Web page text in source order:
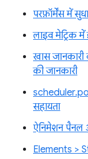
परफ़ॉर्मेंस में
लाइव मेट्रिक
खास जानकारी
की जानकारी
सहायता
ऐनिमेशन पैनल
Elements >